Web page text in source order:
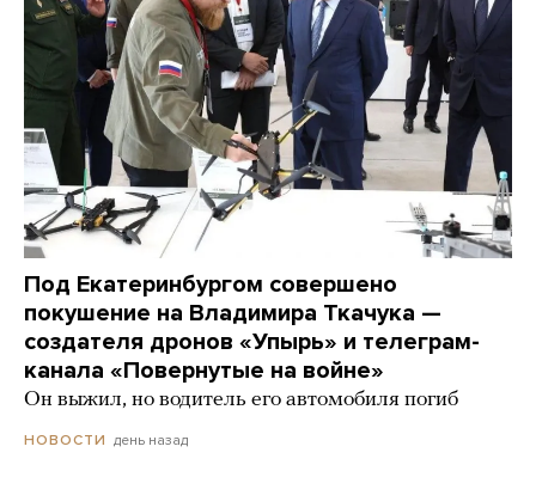
Под Екатеринбургом совершено
покушение на Владимира Ткачука —
создателя дронов «Упырь» и телеграм-
канала «Повернутые на войне»
Он выжил, но водитель его автомобиля погиб
НОВОСТИ день назад